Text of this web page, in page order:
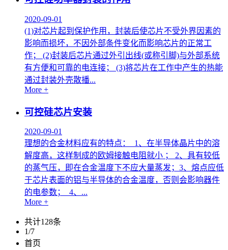
2020-09-01
(1)对芯片起到保护作用，封装后使芯片不受外界因素的
影响而损坏，不因外部条件变化而影响芯片的正常工
作； (2)封装后芯片通过外引出线(或称引脚)与外部系统
有方便和可靠的电连接； (3)将芯片在工作中产生的热能
通过封装外壳散播...
More +
可控硅芯片安装
2020-09-01
理想的合金材料应有的特点： 1、在半导体晶片中的溶
解度高，这样制成的欧姆接触电阻就小 ； 2、具有较低
的蒸气压，即在合金温度下不应大量蒸发；3、熔点应低
于芯片表面的铝与半导体的合金温度，否则会影响器件
的电参数； 4、...
More +
共计128条
1/7
首页